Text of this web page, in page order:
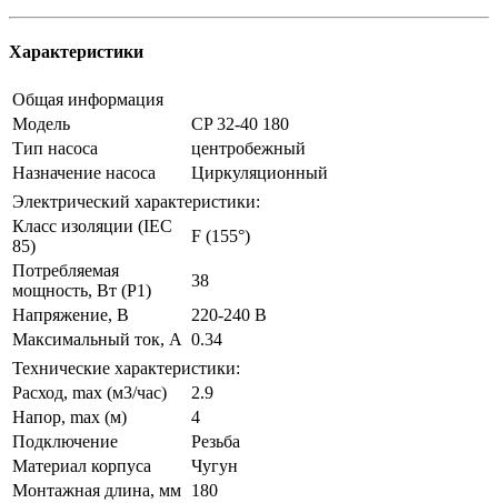
Характеристики
Общая информация
Модель
CP 32-40 180
Тип насоса
центробежный
Назначение насоса
Циркуляционный
Электрический характеристики:
Класс изоляции (IEC
85)
F (155°)
Потребляемая
мощность, Вт (P1)
38
Напряжение, В
220-240 В
Максимальный ток, А 0.34
Технические характеристики:
Расход, max (м3/час)
2.9
Напор, max (м)
4
Подключение
Резьба
Материал корпуса
Чугун
Монтажная длина, мм 180